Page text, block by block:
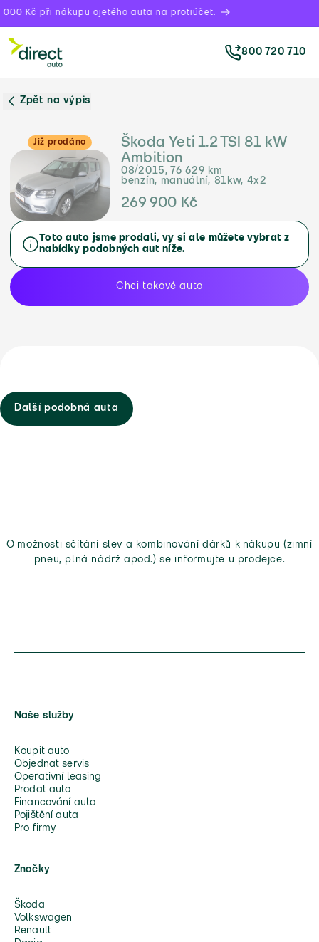
Kč při nákupu ojetého auta na protiúčet.
800 720 710
Zpět na výpis
Již prodáno
Škoda Yeti 1.2 TSI 81 kW
Ambition
08/2015, 76 629 km
benzín, manuální, 81kw, 4x2
269 900 Kč
Toto auto jsme prodali, vy si ale můžete vybrat z
nabídky podobných aut níže.
Chci takové auto
Další podobná auta
O možnosti sčítání slev a kombinování dárků k nákupu (zimní
pneu, plná nádrž apod.) se informujte u prodejce.
Naše služby
Koupit auto
Objednat servis
Operativní leasing
Prodat auto
Financování auta
Pojištění auta
Pro firmy
Značky
Škoda
Volkswagen
Renault